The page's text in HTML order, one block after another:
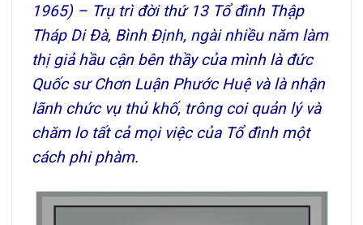
1965) – Trụ trì đời thứ 13 Tổ đình Thập
Tháp Di Đà, Bình Định, ngàinhiều năm làm
thị giả hầu cận bên thầy của mình là đức
Quốc sư Chơn Luận Phước Huệ và là nhận
lãnh chức vụ thủ khố, trông coi quản lý và
chăm lo tất cả mọi việc của Tổ đình một
cách phi phàm.